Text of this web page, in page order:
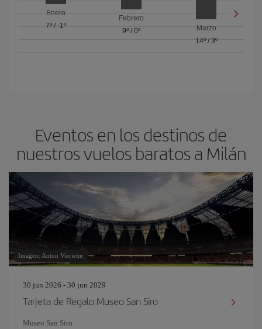
Enero
7º/ -1º
Febrero
9º/ 0º
Marzo
14º/ 3º
Eventos en los destinos de
nuestros vuelos baratos a Milán
Imagen: Anton Vierietin
30 jun 2026 - 30 jun 2029
Tarjeta de Regalo Museo San Siro
Museo San Siro